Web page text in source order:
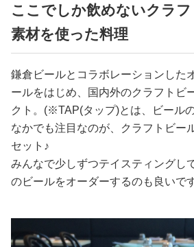
ここでしか飲めないクラ
素材を使った料理
鎌倉ビールとコラボレーションした
ールをはじめ、国内外のクラフトビ
クト。(※TAP(タップ)とは、ビール
なかでも注目なのが、クラフトビー
セット♪
みんなで少しずつテイスティングし
のビールをオーダーするのも良いで